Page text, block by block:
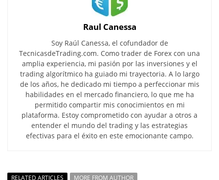
Raul Canessa
Soy Raúl Canessa, el cofundador de
TecnicasdeTrading.com. Como trader de Forex con una
amplia experiencia, mi pasión por las inversiones y el
trading algorítmico ha guiado mi trayectoria. A lo largo
de los años, he dedicado mi tiempo a perfeccionar mis
habilidades en el mercado financiero, lo que me ha
permitido compartir mis conocimientos en mi
plataforma. Estoy comprometido con ayudar a otros a
entender el mundo del trading y las estrategias
efectivas para el éxito en este emocionante campo.
RELATED ARTICLES
MORE FROM AUTHOR